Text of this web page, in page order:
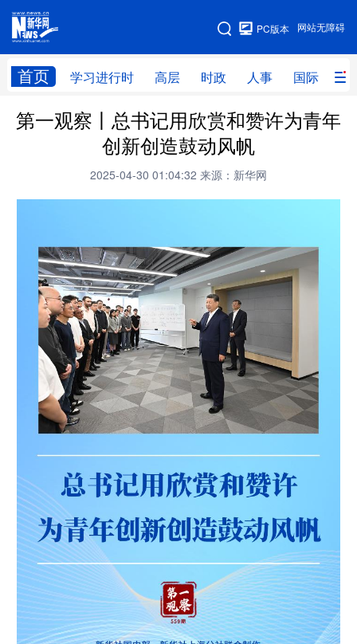
网站无障碍
PC版本
首页 学习进行时 高层 时政 人事 国际 财
网站地图
学习进行时 高层 时政 人事
财经 网评
文化 书画 健康 军事
访谈 视频 图片
法律 中央文件 金融
食品 人居 信息化 数字经济
学术中国 乡村振兴 银龄 溯源中国
城市 旅游 能源 会展
彩票 娱乐 时尚 悦读
公益 一带一路 亚太网 上市公司
文化产业
地方频道
北京 河北 山西
第一观察丨总书记用欣赏和赞许为青年
创新创造鼓动风帆
2025-04-30 01:04:32 来源：新华网